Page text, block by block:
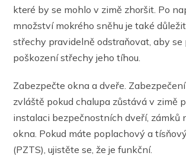
které by se mohlo v zimě zhoršit. Po
množství mokrého sněhu je také
střechy pravidelně odstraňovat, aby se
poškození střechy jeho tíhou.
Zabezpečte okna a dveře. Zabezpečení
zvláště pokud chalupa zůstává v zimě
instalaci bezpečnostních dveří, zámků
okna. Pokud máte poplachový a
(PZTS), ujistěte se, že je funkční.